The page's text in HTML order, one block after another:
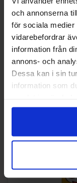
och annonserna
för sociala
vidarebefordrar
information från
annons- och
Dessa kan i sin
information som